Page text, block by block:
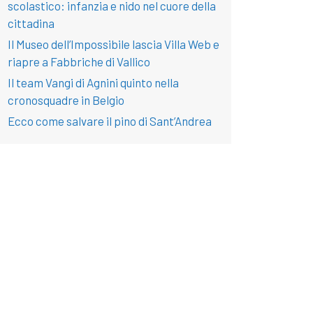
scolastico: infanzia e nido nel cuore della
cittadina
Il Museo dell’Impossibile lascia Villa Web e
riapre a Fabbriche di Vallico
Il team Vangi di Agnini quinto nella
cronosquadre in Belgio
Ecco come salvare il pino di Sant’Andrea